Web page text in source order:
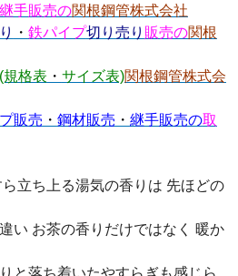
手販売の関根鋼管株式会社
・ 鉄パイプ切り売り 販売の関根
(規格表 ・ サイズ表)関根鋼管株式会
販売 ・ 鋼材販売 ・ 継手販売の取
立ち上る湯気の香りは 先ほどの
い お茶の香りだけではなく 暖か
と落ち着いたやすらぎも感じら